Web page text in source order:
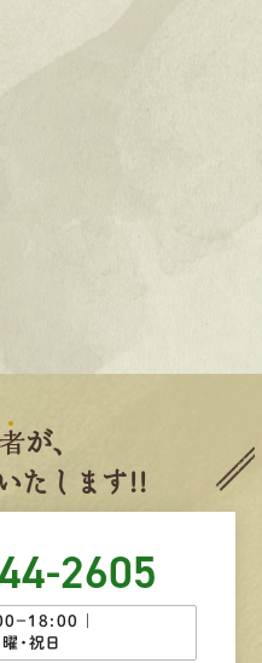
が、
たします!!
2605
｜
・祝日